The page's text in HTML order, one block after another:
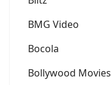
BMG Video
Bocola
Bollywood Movies